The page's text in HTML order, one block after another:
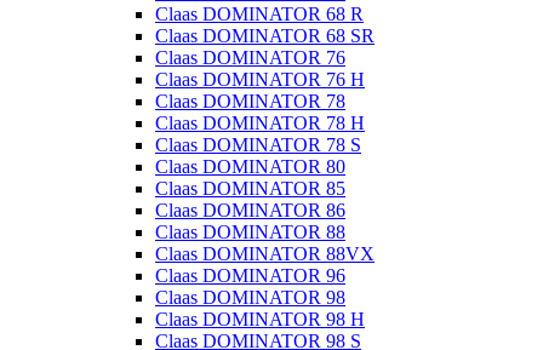
Claas DOMINATOR 68 R
Claas DOMINATOR 68 SR
Claas DOMINATOR 76
Claas DOMINATOR 76 H
Claas DOMINATOR 78
Claas DOMINATOR 78 H
Claas DOMINATOR 78 S
Claas DOMINATOR 80
Claas DOMINATOR 85
Claas DOMINATOR 86
Claas DOMINATOR 88
Claas DOMINATOR 88VX
Claas DOMINATOR 96
Claas DOMINATOR 98
Claas DOMINATOR 98 H
Claas DOMINATOR 98 S